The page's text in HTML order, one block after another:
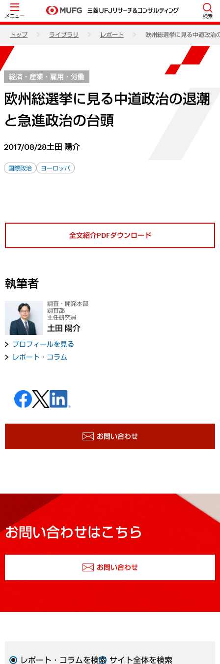
メニュー 検索
トップ ライブラリ レポート 欧州総選挙に見る中道政治
経済・産業・雇用・労働
欧州総選挙に見る中道政治の退潮
と急進政治の台頭
2017/08/28土田 陽介
国際政治 ヨーロッパ
全文紹介PDFダウンロード
執筆者
調査・開発本部
調査部
主任研究員
土田 陽介
プロフィールを見る
レポート・コラム
お問い合わせ
お問い合わせはこちら
お問い合わせ
レポート・コラムを検索 サイト全体を検索